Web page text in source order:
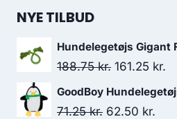
NYE TILBUD
Hundelegetøjs Gigant
188.75kr. Den
oprindelige
pris
161.25 kr.
GoodBoy
71.25kr. Den
62.50 kr.